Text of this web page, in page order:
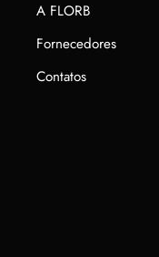
A FLORB
Fornecedores
Contatos